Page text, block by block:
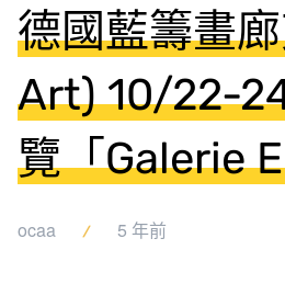
德國藍籌畫
Art) 10/22-
覽「Galerie
ocaa 5 年前